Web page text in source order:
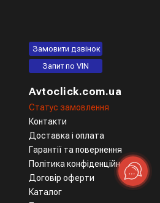
Замовити дзвінок
Запит по VIN
Avtoclick.com.ua
Статус замовлення
Контакти
Доставка і оплата
Гарантії та повернення
Політика конфіденційності
Договір оферти
Каталог